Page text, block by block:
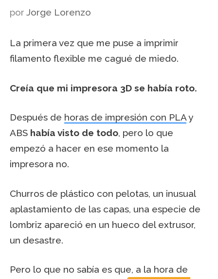
por Jorge Lorenzo
La primera vez que me puse a imprimir
filamento flexible me cagué de miedo.
Creía que mi impresora 3D se había roto.
Después de horas de impresión con PLAy
ABS había visto de todo, pero lo que
empezó a hacer en ese momento la
impresora no.
Churros de plástico con pelotas, un inusual
aplastamiento de las capas, una especie de
lombriz apareció en un hueco del extrusor,
un desastre.
Pero lo que no sabía es que, a la hora de